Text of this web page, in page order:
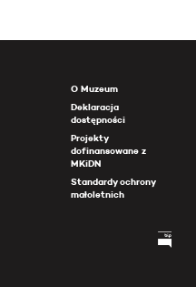
O Muzeum
Deklaracja
dostępności
Projekty
dofinansowane z
MKiDN
Standardy ochrony
małoletnich